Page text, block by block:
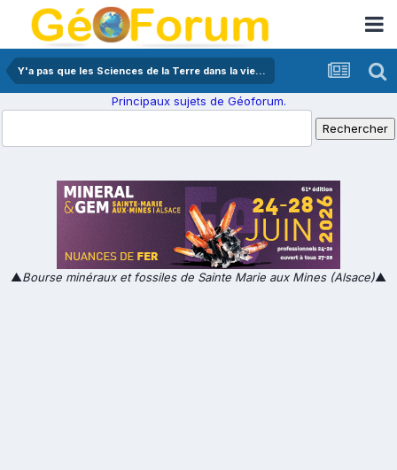
Y'a pas que les Sciences de la Terre dans la vie...
Principaux sujets de Géoforum.
▲Bourse minéraux et fossiles de Sainte Marie aux Mines (Alsace)▲